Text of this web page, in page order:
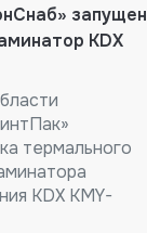
запущен
KDX
термального
KDX KMY-